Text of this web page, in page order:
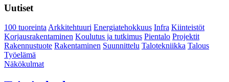
Uutiset
100 tuoreintaArkkitehtuuri Energiatehokkuus Infra Kiinteistöt
Korjausrakentaminen Koulutus ja tutkimus Pientalo Projektit
Rakennustuote Rakentaminen Suunnittelu Talotekniikka Talous
Työelämä
Näkökulmat